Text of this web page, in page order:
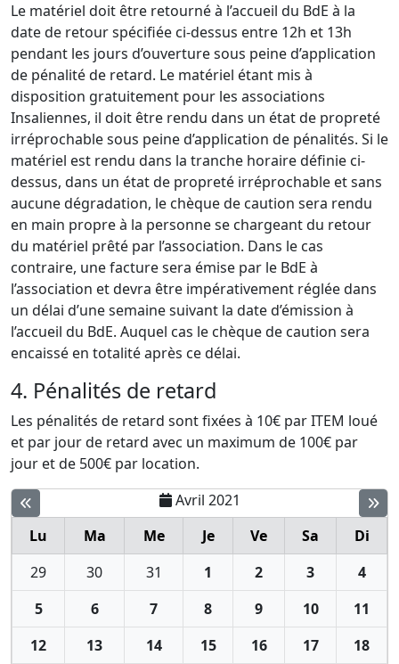
Le matériel doit être retourné à l’accueil du BdE à la
date de retour spécifiée ci-dessus entre 12h et 13h
pendant les jours d’ouverture sous peine d’application
de pénalité de retard. Le matériel étant mis à
disposition gratuitement pour les associations
Insaliennes, il doit être rendu dans un état de propreté
irréprochable sous peine d’application de pénalités. Si le
matériel est rendu dans la tranche horaire définie ci-
dessus, dans un état de propreté irréprochable et sans
aucune dégradation, le chèque de caution sera rendu
en main propre à la personne se chargeant du retour
du matériel prêté par l’association. Dans le cas
contraire, une facture sera émise par le BdE à
l’association et devra être impérativement réglée dans
un délai d’une semaine suivant la date d’émission à
l’accueil du BdE. Auquel cas le chèque de caution sera
encaissé en totalité après ce délai.
4. Pénalités de retard
Les pénalités de retard sont fixées à 10€ par ITEM loué
et par jour de retard avec un maximum de 100€ par
jour et de 500€ par location.
Avril 2021
Lu
Ma Me Je Ve Sa
Di
29
30 31 1 2 3
4
5
6 7 8 9 10
11
12
13 14 15 16 17 18